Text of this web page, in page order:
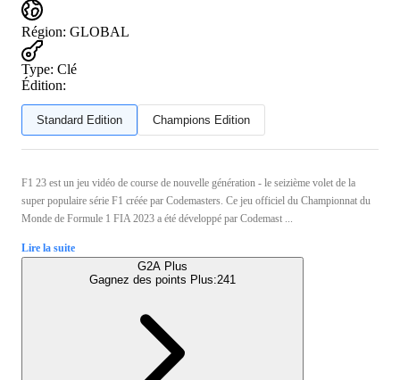
Région: GLOBAL
Type: Clé
Édition:
Standard Edition Champions Edition
F1 23 est un jeu vidéo de course de nouvelle génération - le seizième volet de la
super populaire série F1 créée par Codemasters. Ce jeu officiel du Championnat du
Monde de Formule 1 FIA 2023 a été développé par Codemast ...
Lire la suite
G2A Plus
Gagnez des points Plus:241